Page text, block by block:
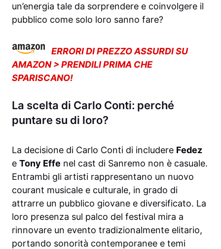
un’energia tale da sorprendere e coinvolgere il
pubblico come solo loro sanno fare?
ERRORI DI PREZZO ASSURDI SU
AMAZON > PRENDILI PRIMA CHE
SPARISCANO!
La scelta di Carlo Conti: perché
puntare su di loro?
La decisione di Carlo Conti di includere Fedez
e Tony Effe nel cast di Sanremo non è casuale.
Entrambi gli artisti rappresentano un nuovo
courant musicale e culturale, in grado di
attrarre un pubblico giovane e diversificato. La
loro presenza sul palco del festival mira a
rinnovare un evento tradizionalmente elitario,
portando sonorità contemporanee e temi